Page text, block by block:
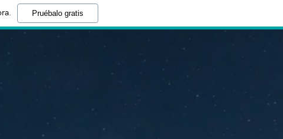
Pruébalo gratis